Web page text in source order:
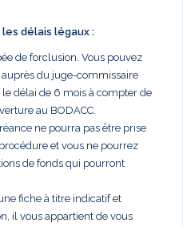
délais légaux :
de forclusion. Vous pouvez
du juge-commissaire
délai de 6 mois à compter de
au BODACC.
ne pourra pas être prise
et vous ne pourrez
de fonds qui pourront
fiche à titre indicatif et
il vous appartient de vous